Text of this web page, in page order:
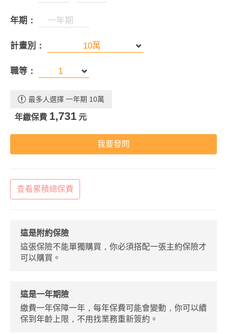
年期：
計畫別：
職等：
最多人選擇 一年期 10萬
年繳保費 1,731 元
我要發問
查看累積總保費
這是附約保險
這張保險不能單獨購買，你必須搭配一張主約保險才
可以購買。
這是一年期險
繳費一年保障一年，每年保費可能會變動，你可以續
保到年齡上限，不用找業務重新簽約。